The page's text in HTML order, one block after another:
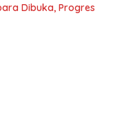
Dibuka, Progres